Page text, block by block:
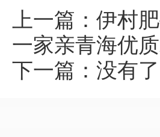
上一篇： 伊村
一家亲青海优
下一篇：没有了